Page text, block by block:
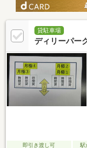
貸駐車場
ディリーパー
即引き渡し可 駅